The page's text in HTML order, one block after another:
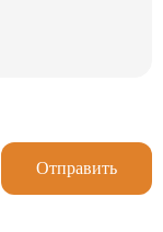
Отправить